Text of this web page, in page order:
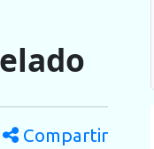
Compartir